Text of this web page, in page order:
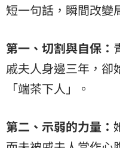
短一句話，瞬間改變
第一、切割與自保：
戚夫人身邊三年，卻
「端茶下人」。
第二、示弱的力量：